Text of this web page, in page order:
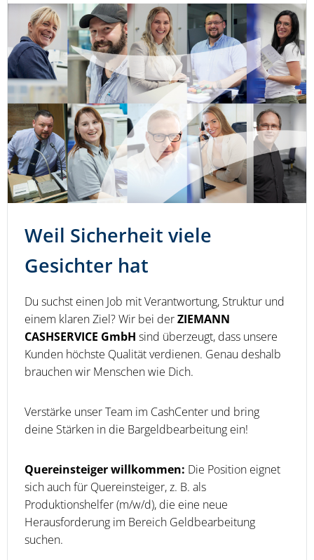
Weil Sicherheit viele
Gesichter hat
Du suchst einen Job mit Verantwortung, Struktur und
einem klaren Ziel? Wir bei derZIEMANN
CASHSERVICE GmbH sind überzeugt, dass unsere
Kunden höchste Qualität verdienen. Genau deshalb
brauchen wir Menschen wie Dich.
Verstärke unser Team im CashCenter und bring
deine Stärken in die Bargeldbearbeitung ein!
Quereinsteiger willkommen: Die Position eignet
sich auch für Quereinsteiger, z. B. als
Produktionshelfer (m/w/d), die eine neue
Herausforderung im Bereich Geldbearbeitung
suchen.